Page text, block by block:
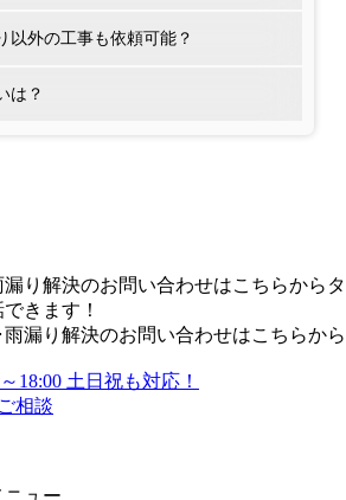
以外の工事も依頼可能？
は？
漏り解決のお問い合わせはこちらから タ
きます！
18:00 土日祝も対応！
相談